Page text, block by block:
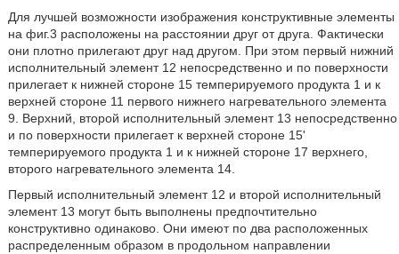
Для лучшей возможности изображения конструктивные элементы
на фиг.3 расположены на расстоянии друг от друга. Фактически
они плотно прилегают друг над другом. При этом первый нижний
исполнительный элемент 12 непосредственно и по поверхности
прилегает к нижней стороне 15 темперируемого продукта 1 и к
верхней стороне 11 первого нижнего нагревательного элемента
9. Верхний, второй исполнительный элемент 13 непосредственно
и по поверхности прилегает к верхней стороне 15'
темперируемого продукта 1 и к нижней стороне 17 верхнего,
второго нагревательного элемента 14.
Первый исполнительный элемент 12 и второй исполнительный
элемент 13 могут быть выполнены предпочтительно
конструктивно одинаково. Они имеют по два расположенных
распределенным образом в продольном направлении